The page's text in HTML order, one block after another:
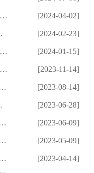
[2024-04-02]
[2024-02-23]
[2024-01-15]
[2023-11-14]
[2023-08-14]
[2023-06-28]
[2023-06-09]
[2023-05-09]
[2023-04-14]